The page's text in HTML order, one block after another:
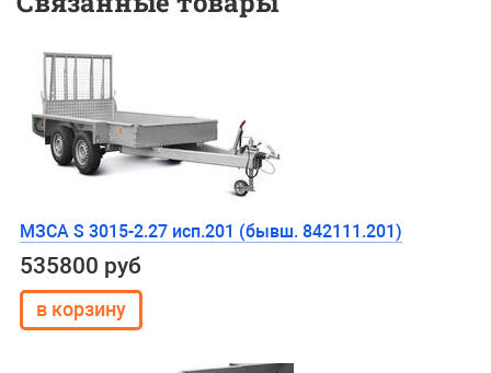
МЗСА S 3015-2.27 исп.201 (бывш. 842111.201)
535800 руб